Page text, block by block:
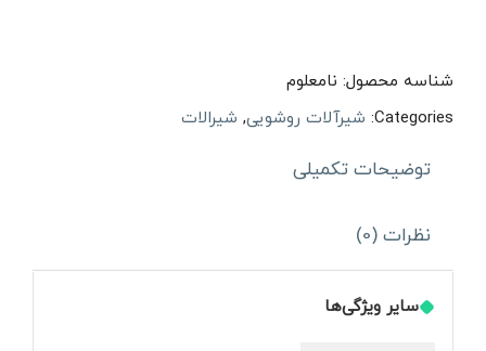
عدد
شناسه محصول: نامعلوم
Categories: شیرآلات روشویی, شیرالات
توضیحات تکمیلی
نظرات (0)
سایر ویژگی‌ها